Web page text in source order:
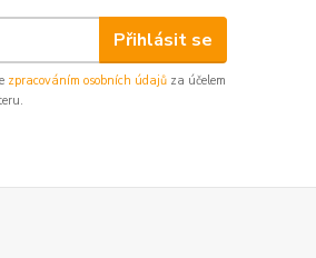
Přihlásit se
zpracováním osobních údajů za účelem